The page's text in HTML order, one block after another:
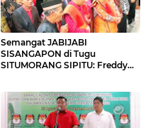
Semangat JABIJABI
SISANGAPON di Tugu
SITUMORANG SIPITU: Freddy